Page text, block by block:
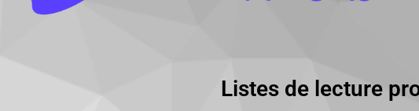
Listes de lecture